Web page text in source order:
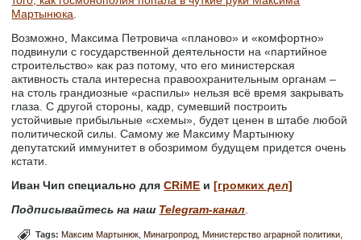
Мартынюка
Возможно, Максима Петровича «планово» и «комфортно»
подвинули с государственной деятельности на «партийное
строительство» как раз потому, что его министерская
активность стала интересна правоохранительным органам –
на столь грандиозные «распилы» нельзя всё время закрывать
глаза. С другой стороны, кадр, сумевший построить
устойчивые прибыльные «схемы», будет ценен в штабе любой
политической силы. Самому же Максиму Мартынюку
депутатский иммунитет в обозримом будущем придется очень
кстати.
Иван Чип специально для CRiME и [громких дел]
Подписывайтесь на наш Telegram-канал
Tags:Максим Мартынюк Минагропрод Министерство аграрной политики